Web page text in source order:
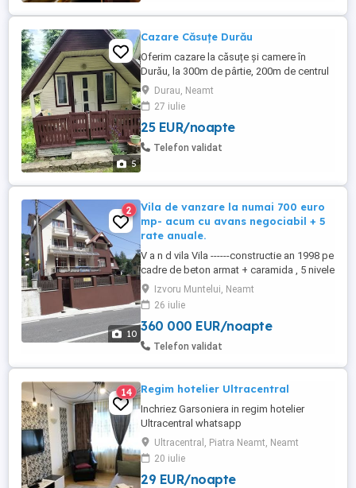
5
Cazare Căsuțe Durău
Oferim cazare la căsuțe și camere în
Durău, la 300m de pârtie, 200m de centrul
stațiunii, 800m de poalele muntelui
Ceahlău la prețul de 130 de lei căsuța de
două persoane și 180 de lei camera dublă.
Apă caldă permanent, grătar, ceaun,
parcare la umbră, loc de joaca, pârâu în
Durau, Neamt
27 iulie
25 EUR/noapte
Telefon validat
10
2
Vila de vanzare la numai 700 euro
mp- acum cu avans negociabil + 5
rate anuale.
V a n d vila Vila ------constructie an 1998 pe
cadre de beton armat + caramida , 5 nivele
, 19 camere , din care 12 camere pentru
cazare , 31 locuri , , parter comercial (
restaurant , bar , bucatarie , oficiu , terasa
exterioara 20mp, terasa mezanin 30mp ,
suprafata ...
Izvoru Muntelui, Neamt
26 iulie
360 000 EUR/noapte
Telefon validat
14 Regim hotelier Ultracentral
Inchriez Garsoniera in regim hotelier
Ultracentral whatsapp
Ultracentral, Piatra Neamt, Neamt
20 iulie
29 EUR/noapte